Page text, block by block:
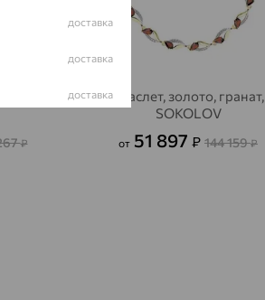
₽
Браслет, золото, гранат,
SOKOLOV
от 51 897 ₽ 144 159₽
доставка
доставка
доставка